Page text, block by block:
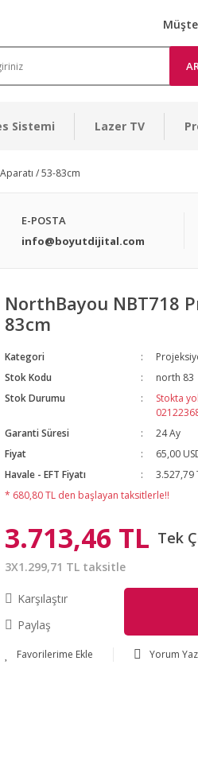
Sistemi Lazer TV
/ 53-83cm
E-POSTA
info@boyutdijital.com
NorthBayou NBT718
83cm
Kategori
Stok Kodu
north 83
Stok Durumu
Stokta
Garanti Süresi
24 Ay
Fiyat
65,00
Havale - EFT Fiyatı
3.527,79
* 680,80 TL den başlayan taksitlerle!!
3.713,46 TL Tek
3X1.299,71 TL taksitle
Karşılaştır
Paylaş
Yorum Yaz